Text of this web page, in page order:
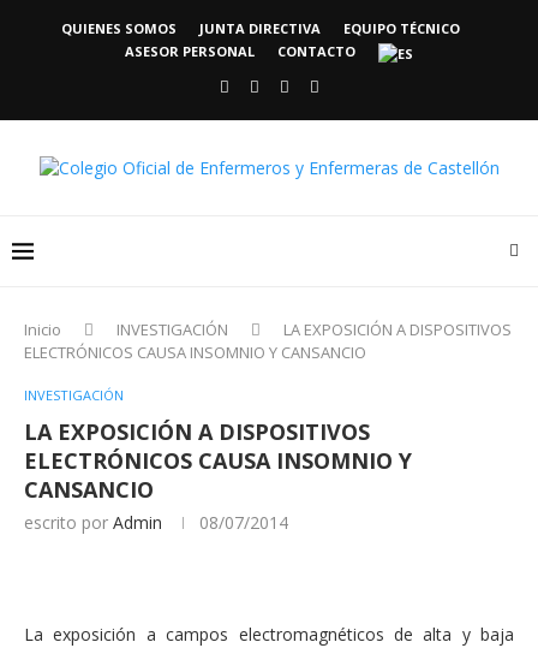
QUIENES SOMOS JUNTA DIRECTIVA
EQUIPO TÉCNICO
ASESOR PERSONAL
CONTACTO
Inicio INVESTIGACIÓN
LA EXPOSICIÓN A DISPOSITIVOS
ELECTRÓNICOS CAUSA INSOMNIO Y CANSANCIO
INVESTIGACIÓN
LA EXPOSICIÓN A DISPOSITIVOS
ELECTRÓNICOS CAUSA INSOMNIO Y
CANSANCIO
escrito por Admin 08/07/2014
La exposición a campos electromagnéticos de alta y baja